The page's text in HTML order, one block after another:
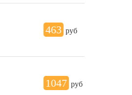
463 руб
1047 руб